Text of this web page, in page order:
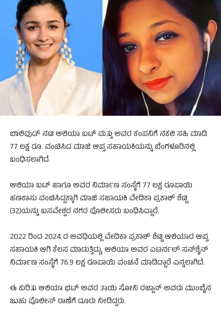
ಬಾಲಿವುಡ್ ನಟಿ ಆಲಿಯಾ ಬಟ್ ಮತ್ತು ಅವರ ಕಂಪನಿಗೆ ನಕಲಿ ಸಹಿ ಮಾಡಿ
77 ಲಕ್ಷ ರೂ. ವಂಚಿಸಿದ ಮಾಜಿ ಆಪ್ತ ಸಹಾಯಕಿಯನ್ನು ಬೆಂಗಳೂರಿನಲ್ಲಿ
ಬಂಧಿಸಲಾಗಿದೆ.
ಆಲಿಯಾ ಬಟ್ ಹಾಗೂ ಅವರ ನಿರ್ಮಾಣ ಸಂಸ್ಥೆಗೆ 77 ಲಕ್ಷ ರೂಪಾಯಿ
ಹಣಕಾಸು ವಂಚಿಸಿದ್ದಕ್ಕಾಗಿ ಮಾಜಿ ಸಹಾಯಕಿ ವೇದಿಕಾ ಪ್ರಕಾಶ್ ಶೆಟ್ಟಿ
(32)ಯನ್ನು ಬಸವೇಶ್ವರ ನಗರ ಪೊಲೀಸರು ಬಂಧಿಸಿದ್ದಾರೆ.
2022 ರಿಂದ 2024 ರ ಅವಧಿಯಲ್ಲಿ ವೇದಿಕಾ ಪ್ರಕಾಶ್ ಶೆಟ್ಟಿ ಆಲಿಯಾರ ಆಪ್ತ
ಸಹಾಯಕಿ ಆಗಿ ಕೆಲಸ ಮಾಡುತ್ತಿದ್ದು, ಆಲಿಯಾ ಅವರ ಎಟರ್ನಲ್ ಸನ್​​ಶೈನ್
ನಿರ್ಮಾಣ ಸಂಸ್ಥೆಗೆ 76.9 ಲಕ್ಷ ರೂಪಾಯಿ ವಂಚನೆ ಮಾಡಿದ್ದಾರೆ ಎನ್ನಲಾಗಿದೆ.
ಈ ಕುರಿತು ಆಲಿಯಾ ಭಟ್ ಅವರ ತಾಯಿ ಸೋನಿ ರಜ್ದಾನ್ ಅವರು ಮುಂಬೈನ
ಜುಹು ಪೊಲೀಸ್ ಠಾಣೆಗೆ ದೂರು ನೀಡಿದ್ದರು.